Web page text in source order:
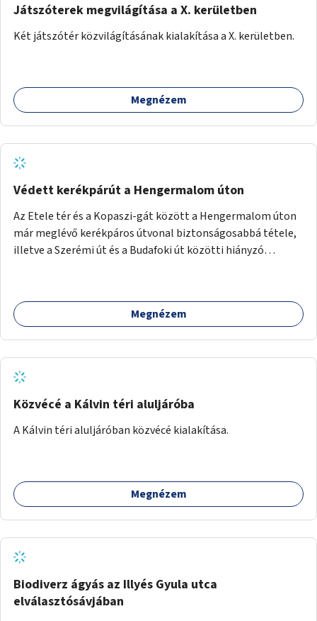
Játszóterek megvilágítása a X. kerületben
Két játszótér közvilágításának kialakítása a X. kerületben.
Megnézem
Védett kerékpárút a Hengermalom úton
Az Etele tér és a Kopaszi-gát között a Hengermalom úton
már meglévő kerékpáros útvonal biztonságosabbá tétele,
illetve a Szerémi út és a Budafoki út közötti hiányzó
iskolákhoz, kulturális intézményekhez és a Kopaszi-gáthoz
biztosítana elérést.
Megnézem
Közvécé a Kálvin téri aluljáróba
A Kálvin téri aluljáróban közvécé kialakítása.
Megnézem
Biodiverz ágyás az Illyés Gyula utca
elválasztósávjában